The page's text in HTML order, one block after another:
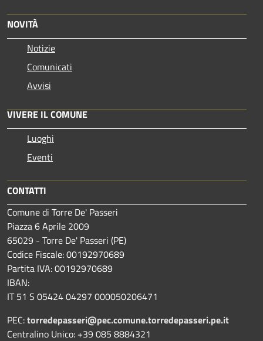
NOVITÀ
Notizie
Comunicati
Avvisi
VIVERE IL COMUNE
Luoghi
Eventi
CONTATTI
Comune di Torre De' Passeri
Piazza 6 Aprile 2009
65029 - Torre De' Passeri (PE)
Codice Fiscale: 00192970689
Partita IVA: 00192970689
IBAN:
IT 51 S 05424 04297 000050206471
PEC:torredepasseri@pec.comune.torredepasseri.pe.it
Centralino Unico: +39 085 8884321